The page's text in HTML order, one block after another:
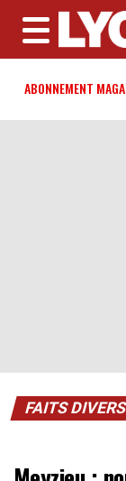
MENU
ABONNEMENT
FAITS DIVERS